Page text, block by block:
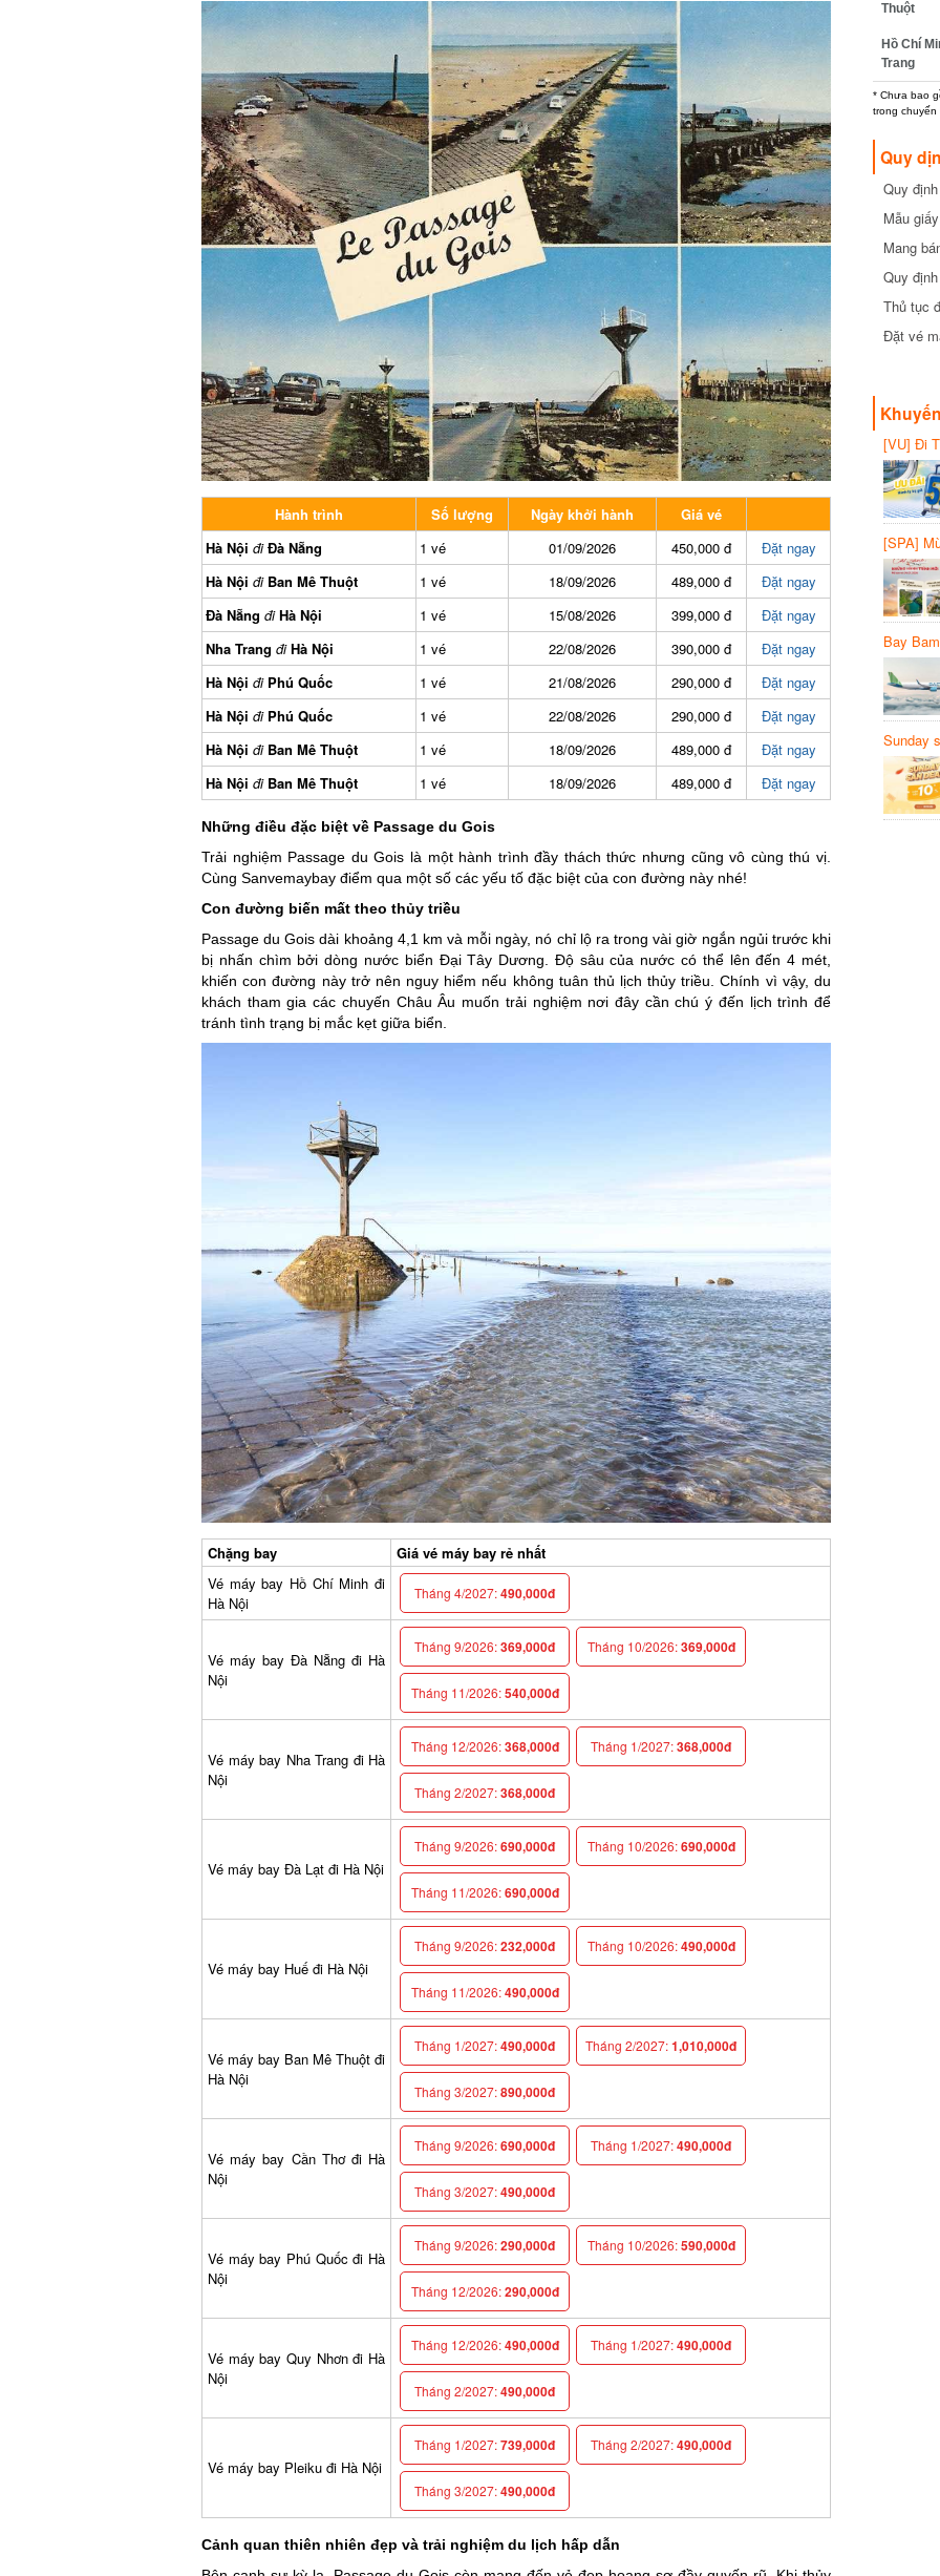
Hành trình Số lượng Ngày khởi hành
Giá vé
Hà Nội đi Đà Nẵng 1 vé 01/09/2026 450,000 đ
Đặt ngay
Hà Nội đi Ban Mê Thuột 1 vé 18/09/2026 489,000 đ
Đặt ngay
Đà Nẵng đi Hà Nội 1 vé 15/08/2026 399,000 đ
Đặt ngay
Nha Trang đi Hà Nội 1 vé 22/08/2026 390,000 đ
Đặt ngay
Hà Nội đi Phú Quốc 1 vé 21/08/2026 290,000 đ
Đặt ngay
Hà Nội đi Phú Quốc 1 vé 22/08/2026 290,000 đ
Đặt ngay
Hà Nội đi Ban Mê Thuột 1 vé 18/09/2026 489,000 đ
Đặt ngay
Hà Nội đi Ban Mê Thuột 1 vé 18/09/2026 489,000 đ Đặt ngay
Những điều đặc biệt về Passage du Gois
Trải nghiệm Passage du Gois là một hành trình đầy thách thức nhưng cũng vô cùng thú vị.
Cùng Sanvemaybay điểm qua một số các yếu tố đặc biệt của con đường này nhé!
Con đường biến mất theo thủy triều
Passage du Gois dài khoảng 4,1 km và mỗi ngày, nó chỉ lộ ra trong vài giờ ngắn ngủi trước khi
bị nhấn chìm bởi dòng nước biển Đại Tây Dương. Độ sâu của nước có thể lên đến 4 mét,
khiến con đường này trở nên nguy hiểm nếu không tuân thủ lịch thủy triều. Chính vì vậy, du
khách tham gia các chuyến Châu Âu muốn trải nghiệm nơi đây cần chú ý đến lịch trình để
tránh tình trạng bị mắc kẹt giữa biển.
Chặng bay
Giá vé máy bay rẻ nhất
Vé máy bay Hồ Chí Minh đi
Hà Nội
Tháng 4/2027:490,000đ
Vé máy bay Đà Nẵng đi Hà
Nội
Tháng 9/2026:369,000đ Tháng 10/2026:369,000đ
Tháng 11/2026:540,000đ
Vé máy bay Nha Trang đi Hà
Nội
Tháng 12/2026:368,000đ Tháng 1/2027:368,000đ
Tháng 2/2027:368,000đ
Vé máy bay Đà Lạt đi Hà Nội
Tháng 9/2026:690,000đ Tháng 10/2026:690,000đ
Tháng 11/2026:690,000đ
Vé máy bay Huế đi Hà Nội
Tháng 9/2026:232,000đ Tháng 10/2026:490,000đ
Tháng 11/2026:490,000đ
Vé máy bay Ban Mê Thuột đi
Hà Nội
Tháng 1/2027:490,000đ Tháng 2/2027:1,010,000đ
Tháng 3/2027:890,000đ
Vé máy bay Cần Thơ đi Hà
Nội
Tháng 9/2026:690,000đ Tháng 1/2027:490,000đ
Tháng 3/2027:490,000đ
Vé máy bay Phú Quốc đi Hà
Nội
Tháng 9/2026:290,000đ Tháng 10/2026:590,000đ
Tháng 12/2026:290,000đ
Vé máy bay Quy Nhơn đi Hà
Nội
Tháng 12/2026:490,000đ Tháng 1/2027:490,000đ
Tháng 2/2027:490,000đ
Vé máy bay Pleiku đi Hà Nội
Tháng 1/2027:739,000đ Tháng 2/2027:490,000đ
Tháng 3/2027:490,000đ
Cảnh quan thiên nhiên đẹp và trải nghiệm du lịch hấp dẫn
Thuột
Hồ Chí
Trang
* Chưa bao
trong chuyến
Quy
Quy
cần biết
Mẫu
Mang
Quy
Thủ tục
Đặt vé
[VU] Đi
giảm
[SPA]
20%
Bay
Sunday